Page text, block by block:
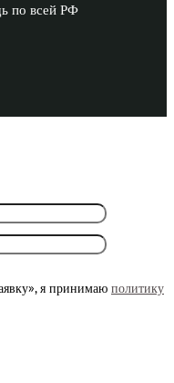
по всей РФ
я принимаю политику